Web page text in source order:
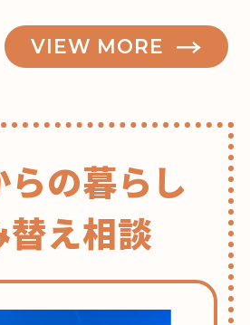
VIEW MORE
らの暮らし
替え相談